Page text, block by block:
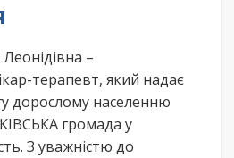
–
терапевт, який надає
дорослому населенню
громада у
З уважністю до